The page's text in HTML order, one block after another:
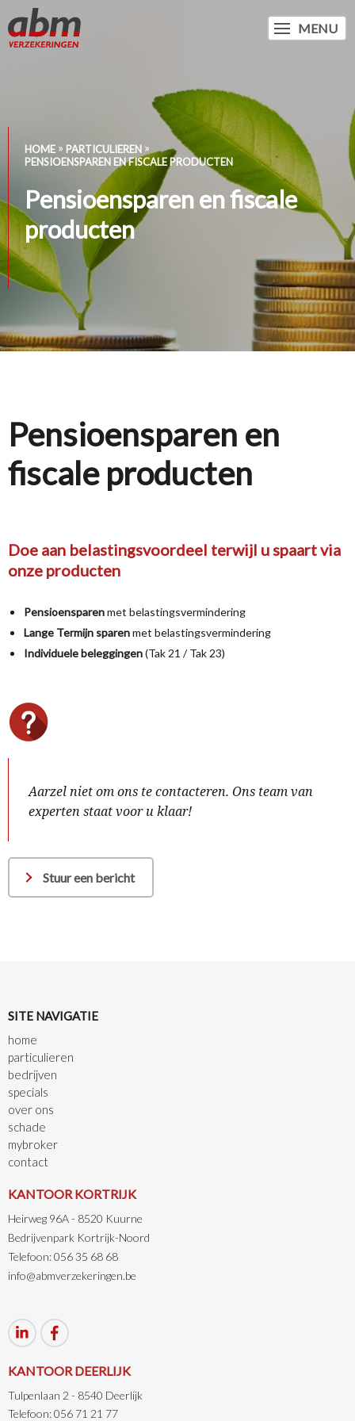
MENU
HOME
PARTICULIEREN
PENSIOENSPAREN EN FISCALE PRODUCTEN
Pensioensparen en fiscale
producten
Pensioensparen en
fiscale producten
Doe aan belastingsvoordeel terwijl u spaart via
onze producten
Pensioensparenmet belastingsvermindering
Lange Termijn sparenmet belastingsvermindering
Individuele beleggingen(Tak 21 / Tak 23)
Aarzel niet om ons te contacteren. Ons team van
experten staat voor u klaar!
Stuur een bericht
SITE NAVIGATIE
home
particulieren
bedrijven
specials
over ons
schade
mybroker
contact
KANTOOR KORTRIJK
Heirweg 96A - 8520 Kuurne
Bedrijvenpark Kortrijk-Noord
Telefoon: 056 35 68 68
info@abmverzekeringen.be
KANTOOR DEERLIJK
Tulpenlaan 2 - 8540 Deerlijk
Telefoon: 056 71 21 77